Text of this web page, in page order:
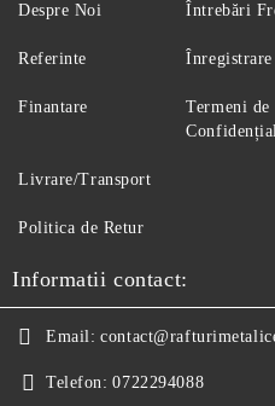
Despre Noi
Referinte
Finantare
Întrebări
Înregistrare
Termeni de
Livrare/Transport
Politica de Retur
Informatii contact:
Email:
Telefon: 0722294088